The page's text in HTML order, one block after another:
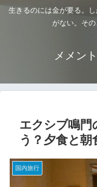
生きるのには金が要る。
がない。そ
メメン
エクシブ鳴門
う？夕食と朝
国内旅行